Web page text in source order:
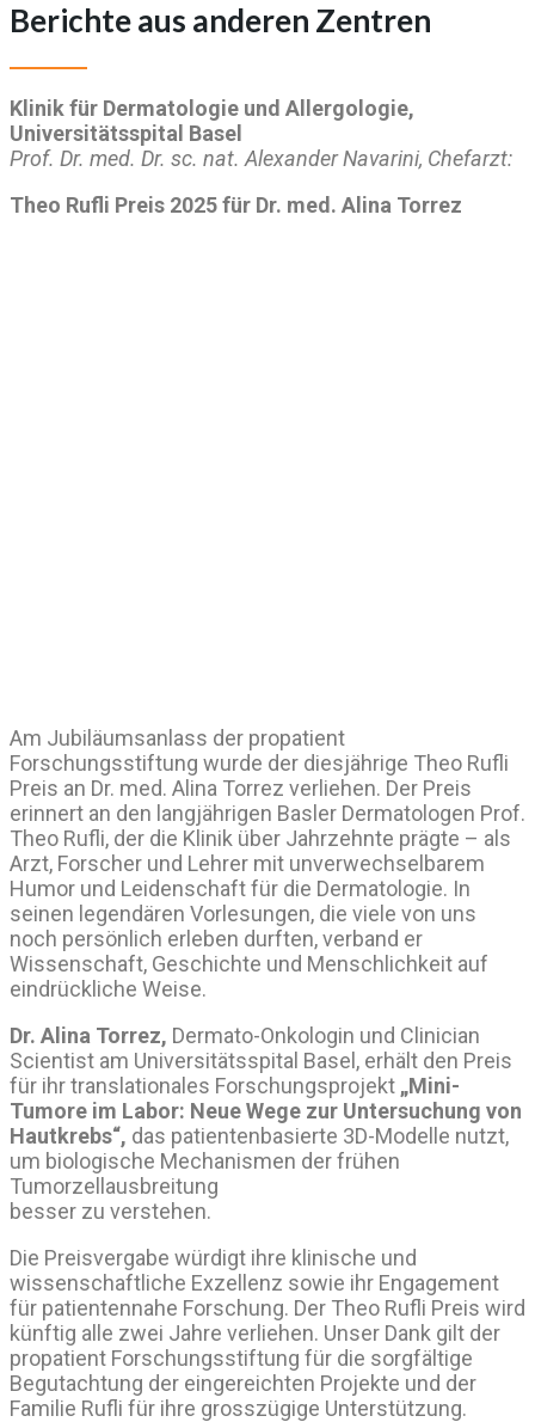
Berichte aus anderen Zentren
Klinik für Dermatologie und Allergologie,
Universitätsspital Basel
Prof. Dr. med. Dr. sc. nat. Alexander Navarini, Chefarzt:
Theo Rufli Preis 2025 für Dr. med. Alina Torrez
Am Jubiläumsanlass der propatient
Forschungsstiftung wurde der diesjährige Theo Rufli
Preis an Dr. med. Alina Torrez verliehen. Der Preis
erinnert an den langjährigen Basler Dermatologen Prof.
Theo Rufli, der die Klinik über Jahrzehnte prägte – als
Arzt, Forscher und Lehrer mit unverwechselbarem
Humor und Leidenschaft für die Dermatologie. In
seinen legendären Vorlesungen, die viele von uns
noch persönlich erleben durften, verband er
Wissenschaft, Geschichte und Menschlichkeit auf
eindrückliche Weise.
Dr. Alina Torrez, Dermato-Onkologin und Clinician
Scientist am Universitätsspital Basel, erhält den Preis
für ihr translationales Forschungsprojekt „Mini-
Tumore im Labor: Neue Wege zur Untersuchung von
Hautkrebs“, das patientenbasierte 3D-Modelle nutzt,
um biologische Mechanismen der frühen
Tumorzellausbreitung
besser zu verstehen.
Die Preisvergabe würdigt ihre klinische und
wissenschaftliche Exzellenz sowie ihr Engagement
für patientennahe Forschung. Der Theo Rufli Preis wird
künftig alle zwei Jahre verliehen. Unser Dank gilt der
propatient Forschungsstiftung für die sorgfältige
Begutachtung der eingereichten Projekte und der
Familie Rufli für ihre grosszügige Unterstützung.